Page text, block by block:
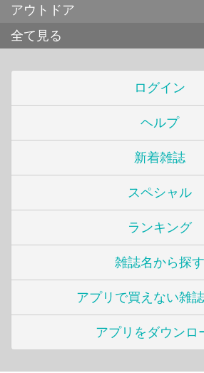
アウトドア
全て見る
ログイン
ヘルプ
新着雑誌
スペシャル
ランキング
雑誌名から探す
アプリで買えない雑
アプリをダウンロ